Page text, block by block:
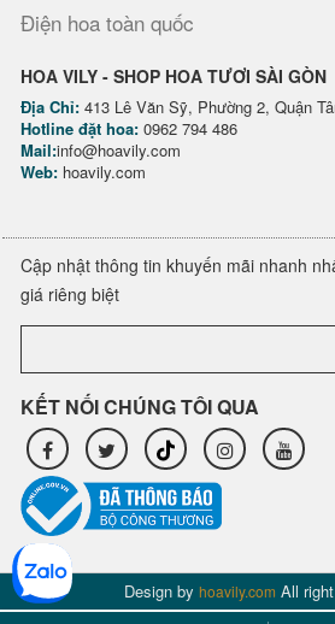
Điện hoa toàn quốc
HOA VILY - SHOP HOA TƯƠI SÀI GÒN
Địa Chỉ: 413 Lê Văn Sỹ, Phường 2, Quận
Hotline đặt hoa: 0962 794 486
Mail:info@hoavily.com
Web: hoavily.com
Cập nhật thông tin khuyến mãi nhanh
giá riêng biệt
KẾT NỐI CHÚNG TÔI QUA
Design by hoavily.com All